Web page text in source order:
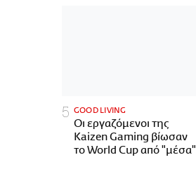
GOOD LIVING
Οι εργαζόμενοι της
Kaizen Gaming βίωσαν
το World Cup από "μέσα"